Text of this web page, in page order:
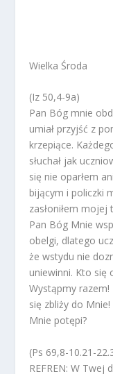
Wielka Środa
(Iz 50,4-9a)
Pan Bóg mnie
umiał przyjść z
krzepiące.
słuchał jak
się nie oparłem
bijącym i policzki
zasłoniłem
Pan Bóg Mnie
obelgi, dlatego
że wstydu nie
uniewinni. Kto się
Wystąpmy
się zbliży do
Mnie potępi?
(Ps 69,8-10.21-
REFREN: W Twej